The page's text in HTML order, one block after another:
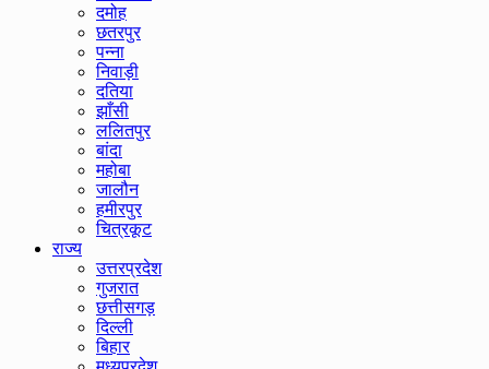
दमोह
छतरपुर
पन्ना
निवाड़ी
दतिया
झाँसी
ललितपुर
बांदा
महोबा
जालौन
हमीरपुर
चित्रकूट
राज्य
उत्तरप्रदेश
गुजरात
छत्तीसगड़
दिल्ली
बिहार